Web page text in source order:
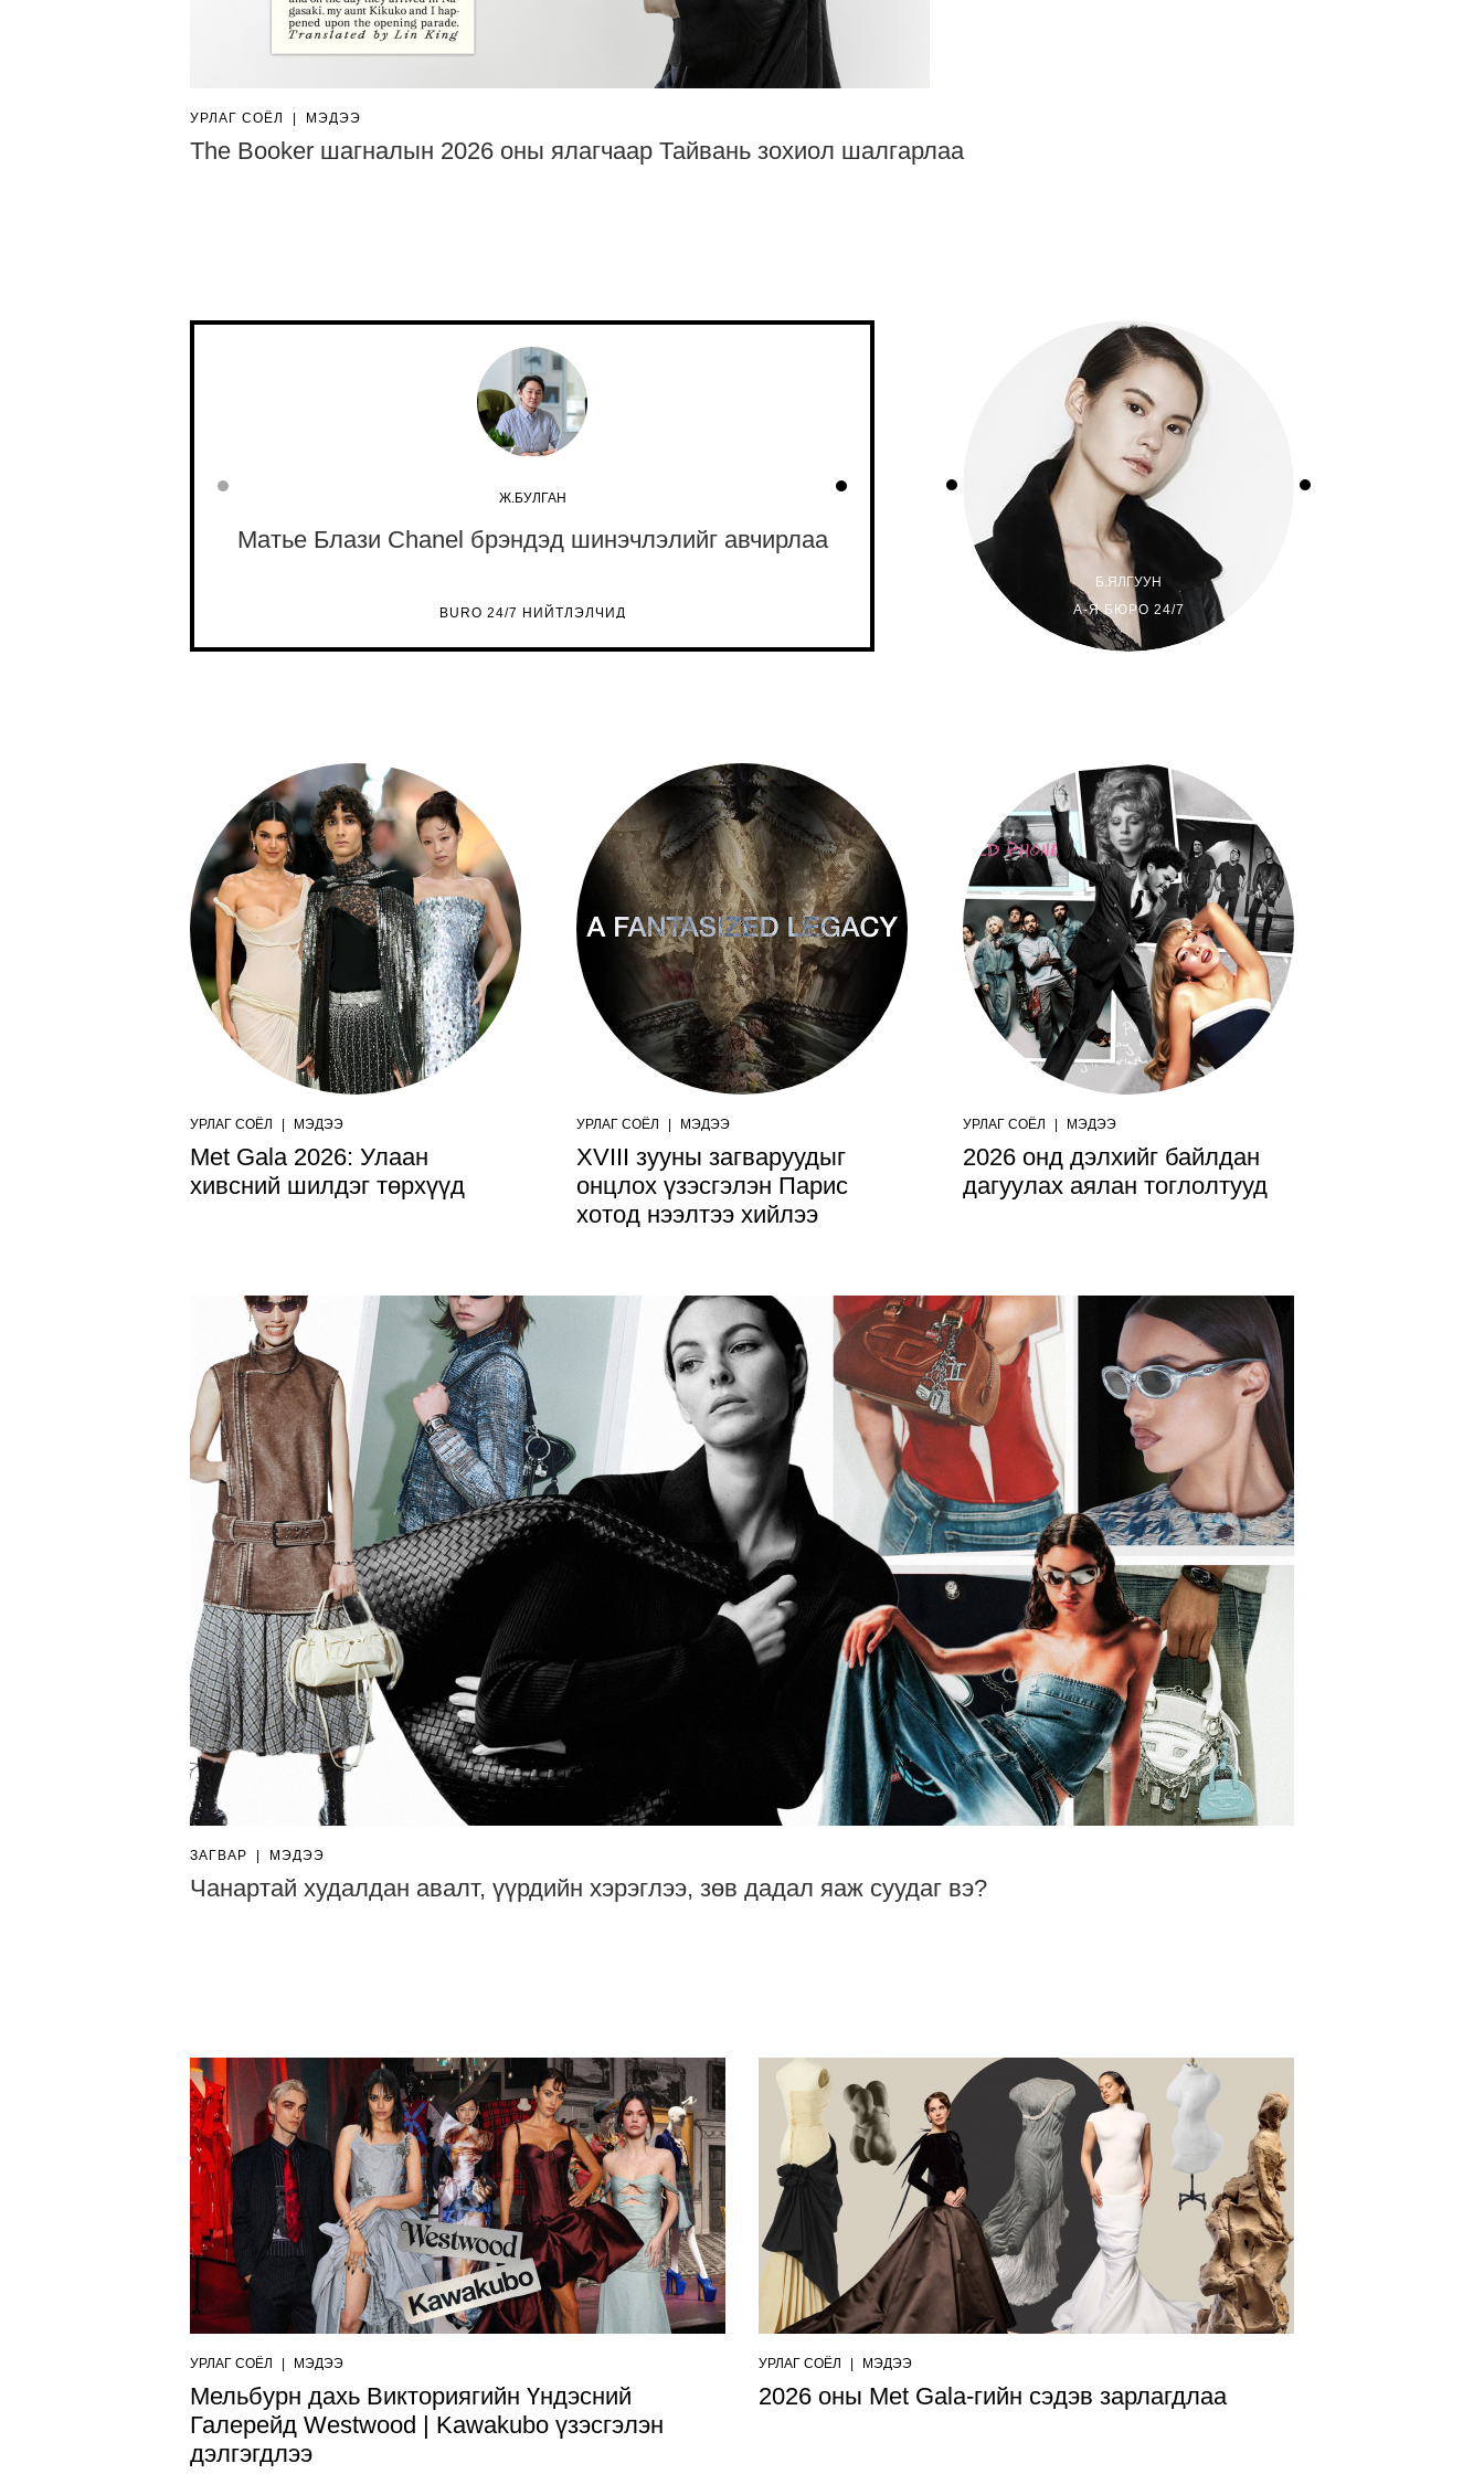
УРЛАГ СОЁЛ МЭДЭЭ
The Booker шагналын 2026 оны ялагчаар Тайвань зохиол шалгарлаа
Ж.БУЛГАН
Матье Блази Chanel брэндэд шинэчлэлийг авчирлаа
BURO 24/7 НИЙТЛЭЛЧИД
Velin сэтгүүл: Монгол зургийн хоёр
BURO 24/7 НИЙТЛЭЛЧИД
Б.ЯЛГУУН
А-Я БЮРО 24/7
УРЛАГ СОЁЛ МЭДЭЭ
Met Gala 2026: Улаан
хивсний шилдэг төрхүүд
УРЛАГ СОЁЛ МЭДЭЭ
XVIII зууны загваруудыг
онцлох үзэсгэлэн Парис
хотод нээлтээ хийлээ
УРЛАГ СОЁЛ МЭДЭЭ
2026 онд дэлхийг байлдан
дагуулах аялан тоглолтууд
ЗАГВАР МЭДЭЭ
Чанартай худалдан авалт, үүрдийн хэрэглээ, зөв дадал яаж суудаг вэ?
УРЛАГ СОЁЛ МЭДЭЭ
Мельбурн дахь Викториягийн Үндэсний
Галерейд Westwood | Kawakubo үзэсгэлэн
дэлгэгдлээ
УРЛАГ СОЁЛ МЭДЭЭ
2026 оны Met Gala-гийн сэдэв зарлагдлаа